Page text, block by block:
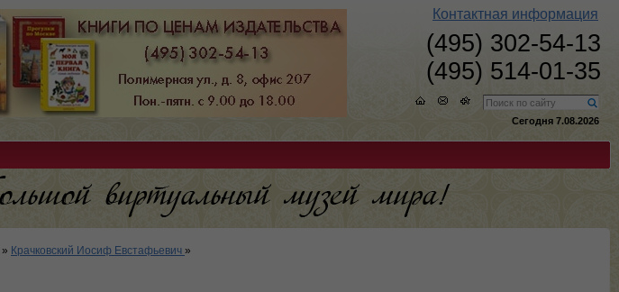
Контактная информация
(495) 302-54-13
(495) 514-01-35
Сегодня 7.08.2026
» Крачковский Иосиф Евстафьевич »